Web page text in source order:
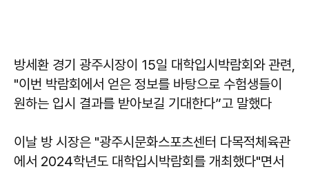
방세환 경기 광주시장이 15일 대학입시박람회와 관련,
"이번 박람회에서 얻은 정보를 바탕으로 수험생들이
원하는 입시 결과를 받아보길 기대한다”고 말했다
이날 방 시장은 "광주시문화스포츠센터 다목적체육관
에서 2024학년도 대학입시박람회를 개최했다"면서